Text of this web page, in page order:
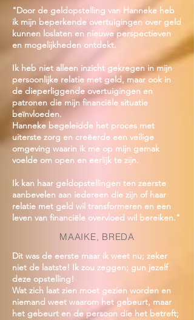
"Door de geldopstelling van Hanneke heb
ik mijn beperkende overtuigingen over geld
kunnen loslaten en nieuwe perspectieven
en mogelijkheden ontdekt.
Ik heb niet alleen inzicht gekregen in mijn
persoonlijke relatie met geld, maar ook in
de dieperliggende overtuigingen en
patronen die mijn financiële situatie
beïnvloeden.
Hanneke begeleidde het proces met
uiterste zorg en creëerde een veilige
omgeving waarin ik me op mijn gemak
voelde om open en eerlijk te zijn.
Ik kan haar geldopstellingen ten zeerste
aanbevelen aan iedereen die zijn of haar
relatie met geld wil transformeren en een
leven van financiële overvloed wil bereiken."
MAAIKE, BREDA
Dit was de eerste maar ik weet nu; zeker
niet de laatste! Ik zou zeggen; gun jezelf
deze opstelling!
Wat zich laat zien moet gezien worden en
niemand weet waarom het gebeurt, maar
het gebeurt en de persoon die het betreft;